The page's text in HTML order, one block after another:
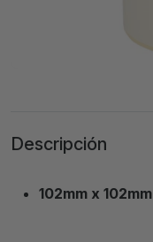
Descripción
102mm x 102mm